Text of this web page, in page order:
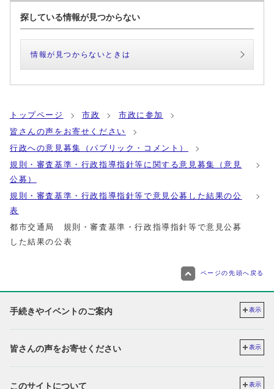
探している情報が見つからない
情報が見つからないときは
トップページ 市政
市政に参加
皆さんの声をお寄せください
行政への意見募集（パブリック・コメント）
規則・審査基準・行政指導指針等に関する意見募集（意見
公募）
規則・審査基準・行政指導指針等で意見公募した結果の公
表
都市交通局 規則・審査基準・行政指導指針等で意見公募
した結果の公表
ページの先頭へ戻る
手続きやイベントのご案内 表示
皆さんの声をお寄せください 表示
このサイトについて 表示